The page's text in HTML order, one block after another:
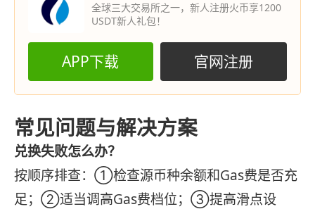
全球三大交易所之一，新人注册火币享1200
USDT新人礼包！
APP下载 官网注册
常见问题与解决方案
兑换失败怎么办？
按顺序排查：①检查源币种余额和Gas费是否充
足；②适当调高Gas费档位；③提高滑点设